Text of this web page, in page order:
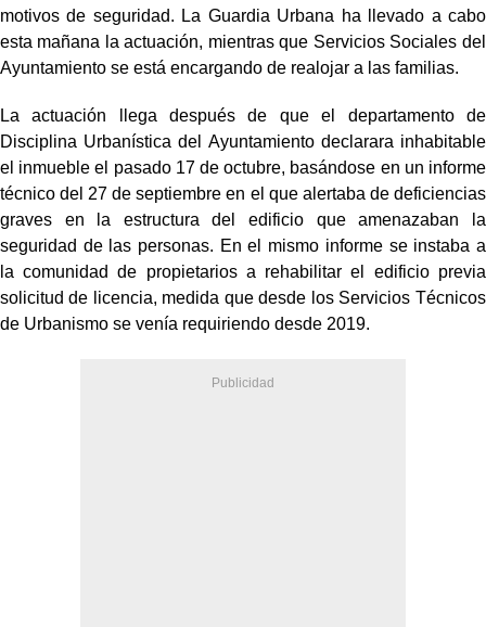
motivos de seguridad. La Guardia Urbana ha llevado a cabo
esta mañana la actuación, mientras que Servicios Sociales del
Ayuntamiento se está encargando de realojar a las familias.
La actuación llega después de que el departamento de
Disciplina Urbanística del Ayuntamiento declarara inhabitable
el inmueble el pasado 17 de octubre, basándose en un informe
técnico del 27 de septiembre en el que alertaba de deficiencias
graves en la estructura del edificio que amenazaban la
seguridad de las personas. En el mismo informe se instaba a
la comunidad de propietarios a rehabilitar el edificio previa
solicitud de licencia, medida que desde los Servicios Técnicos
de Urbanismo se venía requiriendo desde 2019.